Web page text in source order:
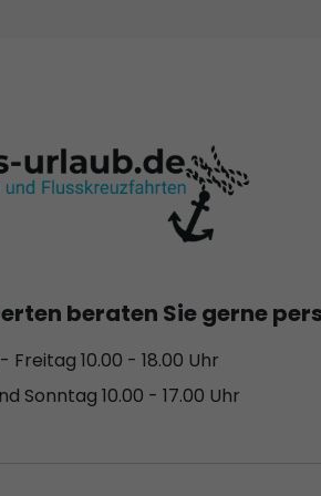
beraten Sie gerne
Freitag 10.00 - 18.00 Uhr
Sonntag 10.00 - 17.00 Uhr